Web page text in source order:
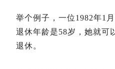
举个例子，一位1982年1
退休年龄是58岁，她就可
退休。